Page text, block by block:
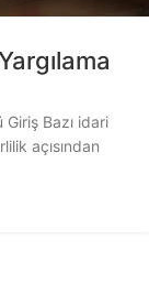
Bazı idari
açısından